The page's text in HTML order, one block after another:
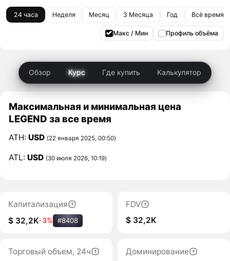
24 часа Неделя Месяц 3 Месяца Год Всё время
Макс / Мин Профиль объёма
Обзор Курс Где купить Калькулятор
Максимальная и минимальная цена
LEGEND за все время
ATH:USD (22 января 2025, 00:50)
ATL:USD (30 июля 2026, 10:19)
Капитализация
$ 32,2K-3% #8408
FDV
$ 32,2K
Торговый объем, 24ч
Доминирование